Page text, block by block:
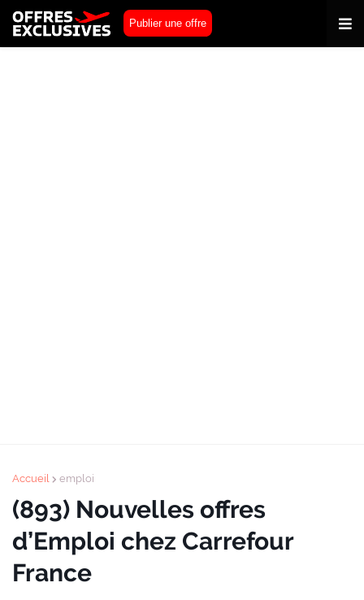
Publier une offre
Accueil emploi
(893) Nouvelles offres
d’Emploi chez Carrefour
France